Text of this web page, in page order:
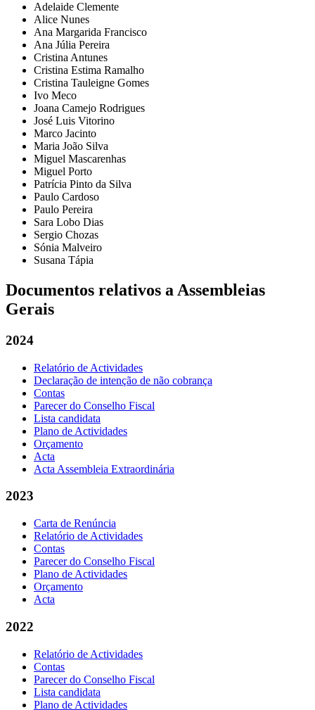
Adelaide Clemente
Alice Nunes
Ana Margarida Francisco
Ana Júlia Pereira
Cristina Antunes
Cristina Estima Ramalho
Cristina Tauleigne Gomes
Ivo Meco
Joana Camejo Rodrigues
José Luis Vitorino
Marco Jacinto
Maria João Silva
Miguel Mascarenhas
Miguel Porto
Patrícia Pinto da Silva
Paulo Cardoso
Paulo Pereira
Sara Lobo Dias
Sergio Chozas
Sónia Malveiro
Susana Tápia
Documentos relativos a Assembleias
Gerais
2024
Relatório de Actividades
Declaração de intenção de não cobrança
Contas
Parecer do Conselho Fiscal
Lista candidata
Plano de Actividades
Orçamento
Acta
Acta Assembleia Extraordinária
2023
Carta de Renúncia
Relatório de Actividades
Contas
Parecer do Conselho Fiscal
Plano de Actividades
Orçamento
Acta
2022
Relatório de Actividades
Contas
Parecer do Conselho Fiscal
Lista candidata
Plano de Actividades